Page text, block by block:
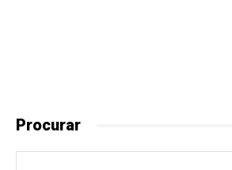
Procurar